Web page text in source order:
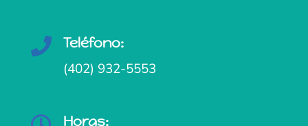
 Teléfono:
(402) 932-5553
Horas: